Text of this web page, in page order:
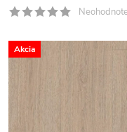
Akcia